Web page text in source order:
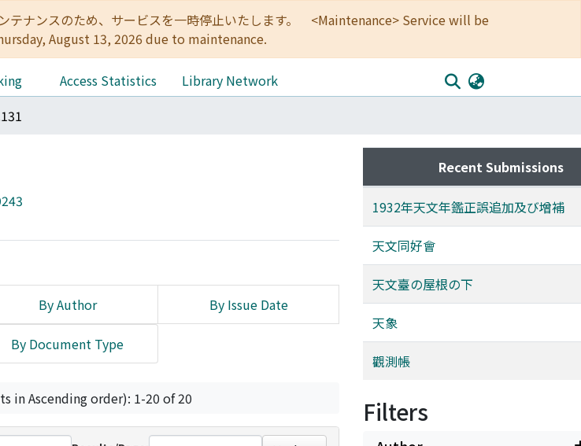
テナンスのため、サービスを一時停止いたします。 <Maintenance> Service will be
August 13, 2026 due to maintenance.
Access Statistics
Library Network
By Author By Issue Date
By Document Type
in Ascending order): 1-20 of 20
Recent Submissions
1932年天文年鑑正誤追加及び增補
天文同好會
天文臺の屋根の下
天象
觀測帳
Filters